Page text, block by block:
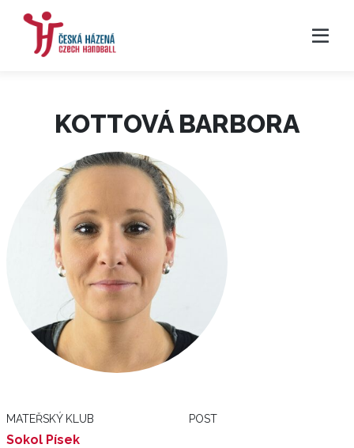
KOTTOVÁ BARBORA
MATEŘSKÝ KLUB
Sokol Písek
POST